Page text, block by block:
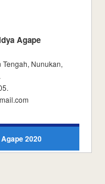
Agape
Nunukan,
2020